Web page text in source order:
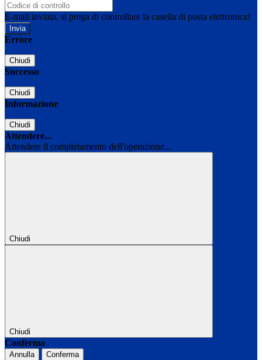
E-mail inviata, si prega di controllare la casella di posta elettronica!
Errore
Chiudi
Successo
Chiudi
Informazione
Chiudi
Attendere...
Attendere il completamento dell'operazione...
Chiudi
Chiudi
Conferma
Annulla Conferma